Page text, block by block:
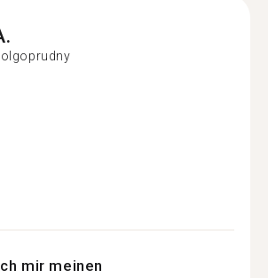
mir meinen